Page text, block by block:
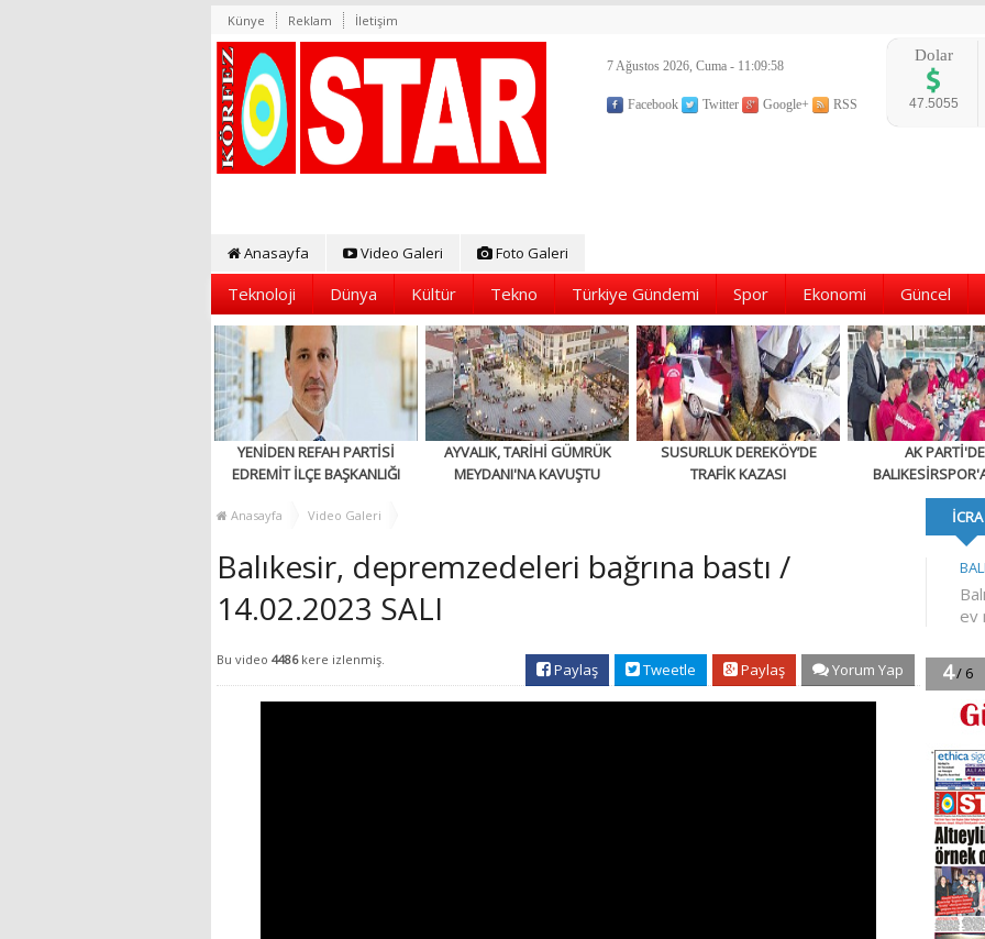
Künye Reklam İletişim
7 Ağustos 2026, Cuma - 11:09:59
Facebook Twitter Google+ RSS
Dolar
47.5055
Anasayfa Video Galeri Foto Galeri
Teknoloji Dünya Kültür Tekno Türkiye Gündemi Spor Ekonomi Güncel
YENİDEN REFAH PARTİSİ
EDREMİT İLÇE BAŞKANLIĞI
AÇILIYOR!
AYVALIK, TARİHİ GÜMRÜK
MEYDANI'NA KAVUŞTU
SUSURLUK DEREKÖY’DE
TRAFİK KAZASI
AK
FORMA
Anasayfa Video Galeri
Balıkesir, depremzedeleri bağrına bastı /
14.02.2023 SALI
Bu video 4486kere izlenmiş.
Paylaş Tweetle Paylaş Yorum Yap